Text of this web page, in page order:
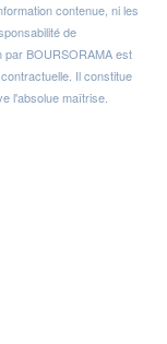
contenue, ni les
de
par BOURSORAMA est
Il constitue
l'absolue maîtrise.